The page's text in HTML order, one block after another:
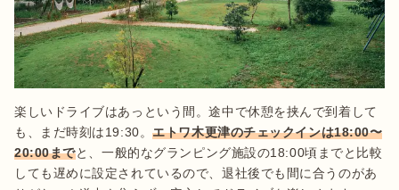
楽しいドライブはあっという間。途中で休憩を挟んで到着して
も、まだ時刻は19:30。エトワ木更津のチェックインは18:00〜
20:00までと、一般的なグランピング施設の18:00頃までと比較
しても遅めに設定されているので、退社後でも間に合うのがあ